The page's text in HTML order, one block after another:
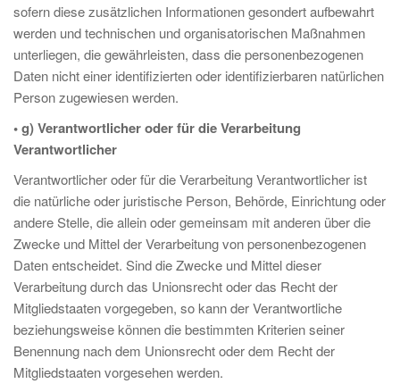
sofern diese zusätzlichen Informationen gesondert aufbewahrt
werden und technischen und organisatorischen Maßnahmen
unterliegen, die gewährleisten, dass die personenbezogenen
Daten nicht einer identifizierten oder identifizierbaren natürlichen
Person zugewiesen werden.
• g) Verantwortlicher oder für die Verarbeitung
Verantwortlicher
Verantwortlicher oder für die Verarbeitung Verantwortlicher ist
die natürliche oder juristische Person, Behörde, Einrichtung oder
andere Stelle, die allein oder gemeinsam mit anderen über die
Zwecke und Mittel der Verarbeitung von personenbezogenen
Daten entscheidet. Sind die Zwecke und Mittel dieser
Verarbeitung durch das Unionsrecht oder das Recht der
Mitgliedstaaten vorgegeben, so kann der Verantwortliche
beziehungsweise können die bestimmten Kriterien seiner
Benennung nach dem Unionsrecht oder dem Recht der
Mitgliedstaaten vorgesehen werden.